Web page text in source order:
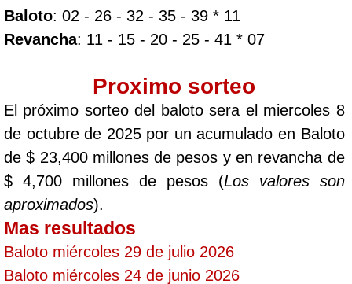
Baloto: 02 - 26 - 32 - 35 - 39 * 11
Revancha: 11 - 15 - 20 - 25 - 41 * 07
Proximo sorteo
El próximo sorteo del baloto sera el miercoles 8
de octubre de 2025 por un acumulado en Baloto
de $ 23,400 millones de pesos y en revancha de
$ 4,700 millones de pesos (Los valores son
aproximados).
Mas resultados
Baloto miércoles 29 de julio 2026
Baloto miércoles 24 de junio 2026